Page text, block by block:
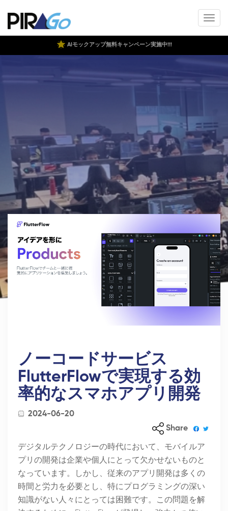
AIモックアップ無料キャンペーン実施中!!!
ノーコードサービス
FlutterFlowで実現する効
率的なスマホアプリ開発
2024-06-20
Share
デジタルテクノロジーの時代において、モバイルア
プリの開発は企業や個人にとって欠かせないものと
なっています。しかし、従来のアプリ開発は多くの
時間と労力を必要とし、特にプログラミングの深い
知識がない人々にとっては困難です。この問題を解